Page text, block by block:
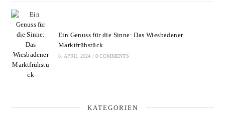
Ein Genuss für die Sinne: Das Wiesbadener
Marktfrühstück
8. APRIL 2024 / 0 COMMENTS
KATEGORIEN